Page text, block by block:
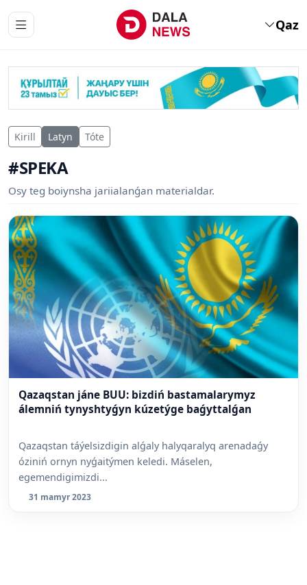
Qaz
Kirill Latyn Tóte
#SPEKA
Osy teg boiynsha jariialanǵan materialdar.
Qazaqstan jáne BUU: bizdiń bastamalarymyz
álemniń tynyshtyǵyn kúzetýge baǵyttalǵan
Qazaqstan táýelsizdigin alǵaly halyqaralyq arenadaǵy
óziniń ornyn nyǵaitýmen keledi. Máselen,
egemendigimizdi...
31 mamyr 2023